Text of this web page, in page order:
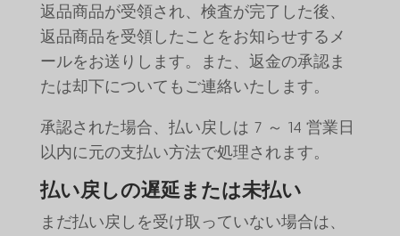
返品商品が受領され、検査が完了した後、
返品商品を受領したことをお知らせするメ
ールをお送りします。また、返金の承認ま
たは却下についてもご連絡いたします。
承認された場合、払い戻しは 7 ～ 14 営業日
以内に元の支払い方法で処理されます。
払い戻しの遅延または未払い
まだ払い戻しを受け取っていない場合は、